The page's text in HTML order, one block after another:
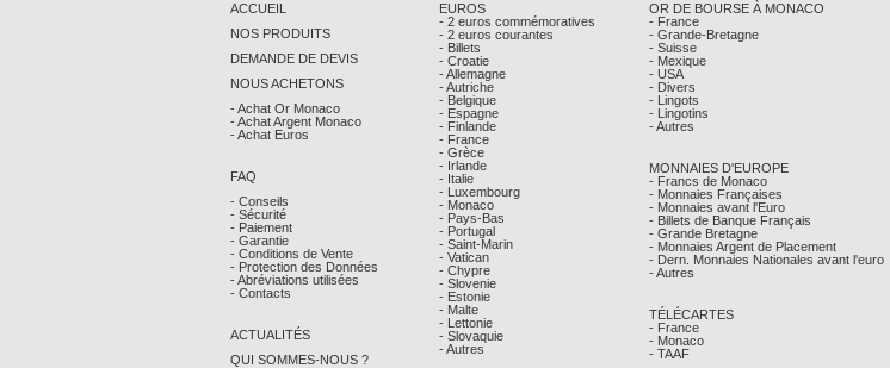
ACCUEIL
NOS PRODUITS
DEMANDE DE DEVIS
NOUS ACHETONS
- Achat Or Monaco
- Achat Argent Monaco
- Achat Euros
FAQ
- Conseils
- Sécurité
- Paiement
- Garantie
- Conditions de Vente
- Protection des Données
- Abréviations utilisées
- Contacts
ACTUALITÉS
QUI SOMMES-NOUS ?
EUROS
- 2 euros commémoratives
- 2 euros courantes
- Billets
- Croatie
- Allemagne
- Autriche
- Belgique
- Espagne
- Finlande
- France
- Grèce
- Irlande
- Italie
- Luxembourg
- Monaco
- Pays-Bas
- Portugal
- Saint-Marin
- Vatican
- Chypre
- Slovenie
- Estonie
- Malte
- Lettonie
- Slovaquie
- Autres
OR DE BOURSE À MONACO
- France
- Grande-Bretagne
- Suisse
- Mexique
- USA
- Divers
- Lingots
- Lingotins
- Autres
MONNAIES D'EUROPE
- Francs de Monaco
- Monnaies Françaises
- Monnaies avant l'Euro
- Billets de Banque Français
- Grande Bretagne
- Monnaies Argent de Placement
- Dern. Monnaies Nationales avant l'euro
- Autres
TÉLÉCARTES
- France
- Monaco
- TAAF